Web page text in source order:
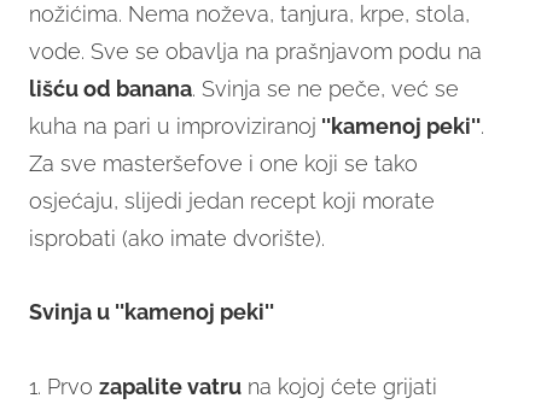
nožićima. Nema noževa, tanjura, krpe, stola,
vode. Sve se obavlja na prašnjavom podu na
lišću od banana. Svinja se ne peče, već se
kuha na pari u improviziranoj ''kamenoj peki''.
Za sve masteršefove i one koji se tako
osjećaju, slijedi jedan recept koji morate
isprobati (ako imate dvorište).
Svinja u ''kamenoj peki''
1. Prvo zapalite vatru na kojoj ćete grijati